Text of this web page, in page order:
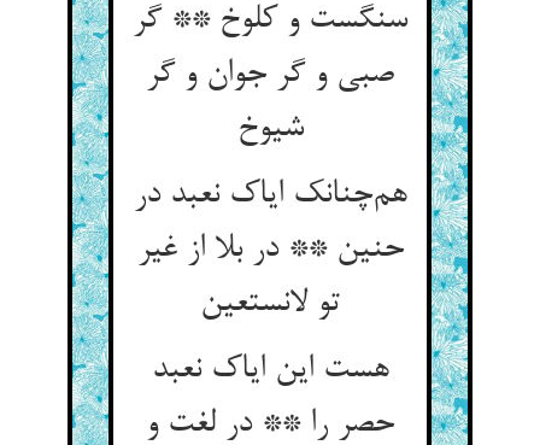
سنگست و کلوخ ** گر
صبی و گر جوان و گر
شیوخ
هم‌چنانک ایاک نعبد در
حنین ** در بلا از غیر
تو لانستعین
هست این ایاک نعبد
حصر را ** در لغت و